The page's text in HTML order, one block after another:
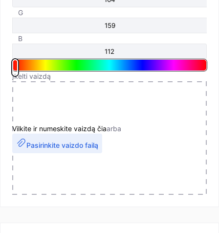
G
B
Įkelti vaizdą
Vilkite ir numeskite vaizdą čiaarba
Pasirinkite vaizdo failą